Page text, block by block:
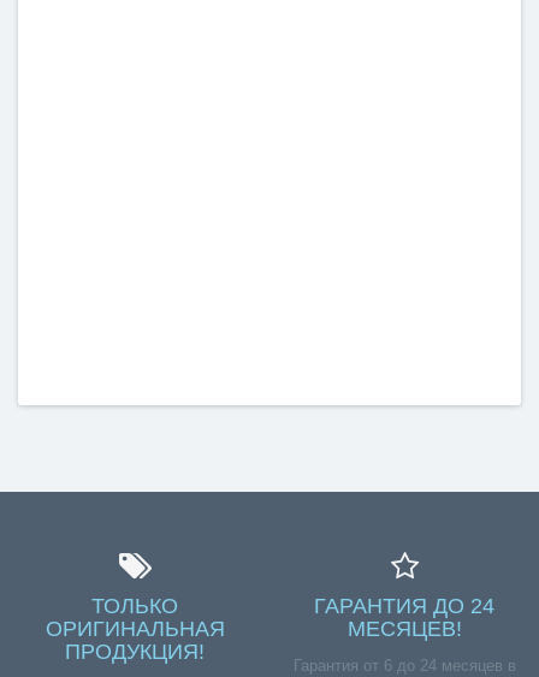
ТОЛЬКО
ОРИГИНАЛЬНАЯ
ПРОДУКЦИЯ!
ГАРАНТИЯ ДО 24
МЕСЯЦЕВ!
Гарантия от 6 до 24 месяцев в